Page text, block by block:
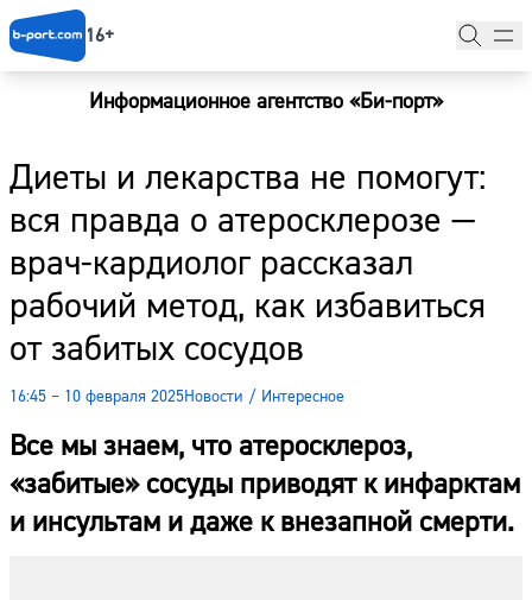
16+
Информационное агентство «Би-порт»
Диеты и лекарства не помогут:
вся правда о атеросклерозе —
врач-кардиолог рассказал
рабочий метод, как избавиться
от забитых сосудов
16:45 – 10 февраля 2025Новости / Интересное
Все мы знаем, что атеросклероз,
«забитые» сосуды приводят к инфарктам
и инсультам и даже к внезапной смерти.
Новости
Наши гости
Фоторепортажи
Погода
Курсы валют